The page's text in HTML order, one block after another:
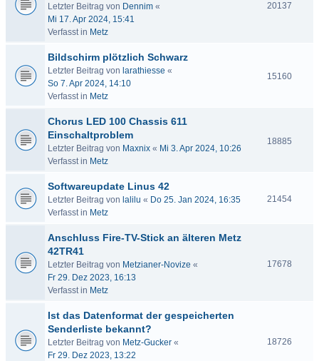
Letzter Beitrag von Dennim «
Mi 17. Apr 2024, 15:41
Verfasst in Metz
20137
Bildschirm plötzlich Schwarz
Letzter Beitrag von larathiesse «
So 7. Apr 2024, 14:10
Verfasst in Metz
15160
Chorus LED 100 Chassis 611
Einschaltproblem
Letzter Beitrag von Maxnix « Mi 3. Apr 2024, 10:26
Verfasst in Metz
18885
Softwareupdate Linus 42
Letzter Beitrag von lalilu « Do 25. Jan 2024, 16:35
Verfasst in Metz
21454
Anschluss Fire-TV-Stick an älteren Metz
42TR41
Letzter Beitrag von Metzianer-Novize «
Fr 29. Dez 2023, 16:13
Verfasst in Metz
17678
Ist das Datenformat der gespeicherten
Senderliste bekannt?
Letzter Beitrag von Metz-Gucker «
Fr 29. Dez 2023, 13:22
18726